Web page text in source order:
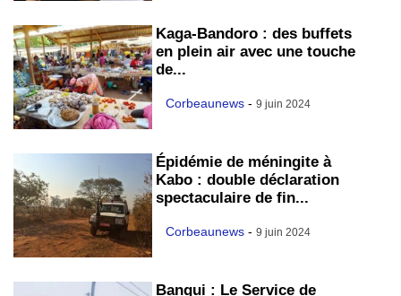
Kaga-Bandoro : des buffets
en plein air avec une touche
de...
Corbeaunews - 9 juin 2024
Épidémie de méningite à
Kabo : double déclaration
spectaculaire de fin...
Corbeaunews - 9 juin 2024
Bangui : Le Service de